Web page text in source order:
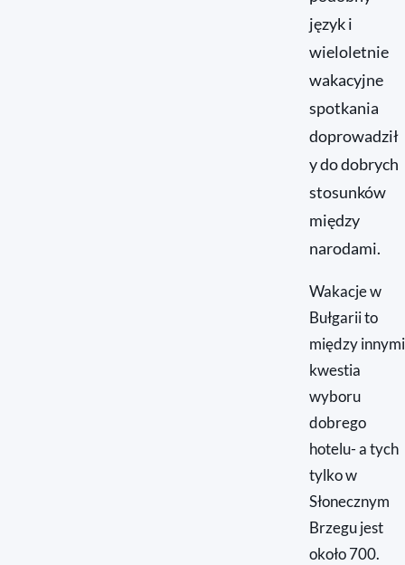
język i
wieloletnie
wakacyjne
spotkania
doprowadził
y do dobrych
stosunków
między
narodami.
Wakacje w
Bułgarii to
między innymi
kwestia
wyboru
dobrego
hotelu- a tych
tylko w
Słonecznym
Brzegu jest
około 700.